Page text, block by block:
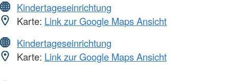
Kindertageseinrichtung
Karte: Link zur Google Maps Ansicht
Kindertageseinrichtung
Karte: Link zur Google Maps Ansicht